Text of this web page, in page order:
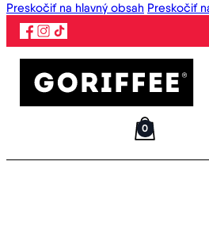
Preskočiť na hlavný obsah Preskočiť
0